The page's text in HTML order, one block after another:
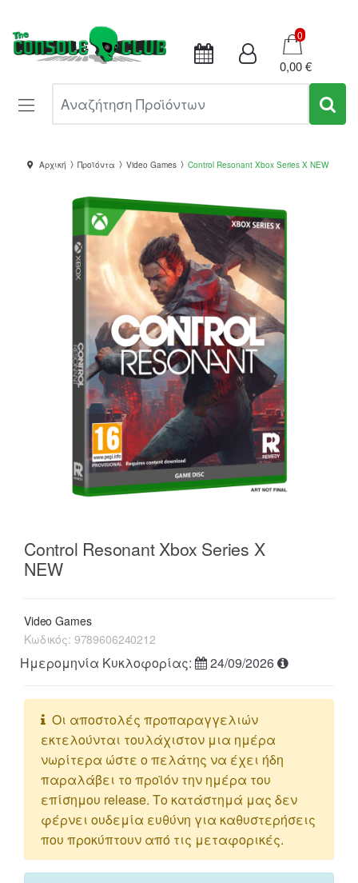
Καλάθι
0
0,00 €
Αρχική Προϊόντα Video Games Control Resonant Xbox Series X NEW
Control Resonant Xbox Series X
NEW
Video Games
Κωδικός: 9789606240212
Ημερομηνία Κυκλοφορίας: 24/09/2026
Οι αποστολές προπαραγγελιών
εκτελούνται τουλάχιστον μια ημέρα
νωρίτερα ώστε ο πελάτης να έχει ήδη
παραλάβει το προϊόν την ημέρα του
επίσημου release. Το κατάστημά μας δεν
φέρνει ουδεμία ευθύνη για καθυστερήσεις
που προκύπτουν από τις μεταφορικές.